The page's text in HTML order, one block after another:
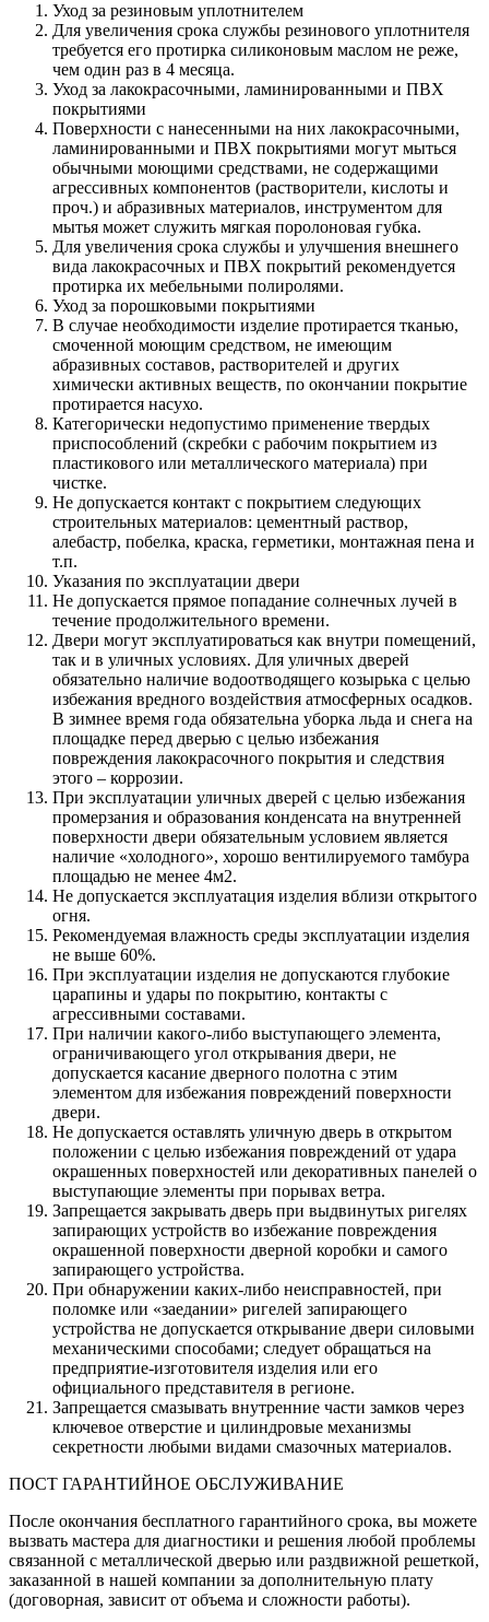
Уход за резиновым уплотнителем
Для увеличения срока службы резинового уплотнителя
требуется его протирка силиконовым маслом не реже,
чем один раз в 4 месяца.
Уход за лакокрасочными, ламинированными и ПВХ
покрытиями
Поверхности с нанесенными на них лакокрасочными,
ламинированными и ПВХ покрытиями могут мыться
обычными моющими средствами, не содержащими
агрессивных компонентов (растворители, кислоты и
проч.) и абразивных материалов, инструментом для
мытья может служить мягкая поролоновая губка.
Для увеличения срока службы и улучшения внешнего
вида лакокрасочных и ПВХ покрытий рекомендуется
протирка их мебельными полиролями.
Уход за порошковыми покрытиями
В случае необходимости изделие протирается тканью,
смоченной моющим средством, не имеющим
абразивных составов, растворителей и других
химически активных веществ, по окончании покрытие
протирается насухо.
Категорически недопустимо применение твердых
приспособлений (скребки с рабочим покрытием из
пластикового или металлического материала) при
чистке.
Не допускается контакт с покрытием следующих
строительных материалов: цементный раствор,
алебастр, побелка, краска, герметики, монтажная пена и
т.п.
Указания по эксплуатации двери
Не допускается прямое попадание солнечных лучей в
течение продолжительного времени.
Двери могут эксплуатироваться как внутри помещений,
так и в уличных условиях. Для уличных дверей
обязательно наличие водоотводящего козырька с целью
избежания вредного воздействия атмосферных осадков.
В зимнее время года обязательна уборка льда и снега на
площадке перед дверью с целью избежания
повреждения лакокрасочного покрытия и следствия
этого – коррозии.
При эксплуатации уличных дверей с целью избежания
промерзания и образования конденсата на внутренней
поверхности двери обязательным условием является
наличие «холодного», хорошо вентилируемого тамбура
площадью не менее 4м2.
Не допускается эксплуатация изделия вблизи открытого
огня.
Рекомендуемая влажность среды эксплуатации изделия
не выше 60%.
При эксплуатации изделия не допускаются глубокие
царапины и удары по покрытию, контакты с
агрессивными составами.
При наличии какого-либо выступающего элемента,
ограничивающего угол открывания двери, не
допускается касание дверного полотна с этим
элементом для избежания повреждений поверхности
двери.
Не допускается оставлять уличную дверь в открытом
положении с целью избежания повреждений от удара
окрашенных поверхностей или декоративных панелей о
выступающие элементы при порывах ветра.
Запрещается закрывать дверь при выдвинутых ригелях
запирающих устройств во избежание повреждения
окрашенной поверхности дверной коробки и самого
запирающего устройства.
При обнаружении каких-либо неисправностей, при
поломке или «заедании» ригелей запирающего
устройства не допускается открывание двери силовыми
механическими способами; следует обращаться на
предприятие-изготовителя изделия или его
официального представителя в регионе.
Запрещается смазывать внутренние части замков через
ключевое отверстие и цилиндровые механизмы
секретности любыми видами смазочных материалов.
ПОСТ ГАРАНТИЙНОЕ ОБСЛУЖИВАНИЕ
После окончания бесплатного гарантийного срока, вы можете
вызвать мастера для диагностики и решения любой проблемы
связанной с металлической дверью или раздвижной решеткой,
заказанной в нашей компании за дополнительную плату
(договорная, зависит от объема и сложности работы).